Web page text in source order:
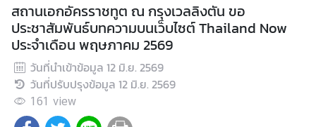
ร
ก
|
H
o
m
e
สถานเอกอัครราชทูต ณ กรุงเวลลิงตัน ขอ
ประชาสัมพันธ์บทความบนเว็บไซต์ Thailand Now
ประจำเดือน พฤษภาคม 2569
วันที่นำเข้าข้อมูล 12 มิ.ย. 2569
วันที่ปรับปรุงข้อมูล 12 มิ.ย. 2569
161 view